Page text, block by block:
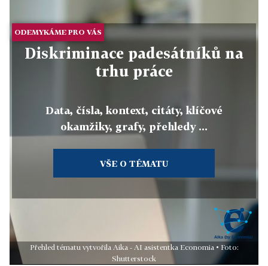
ODEMYKÁME PRO VÁS
Diskriminace padesátníků na
trhu práce
Data, čísla, kontext, citáty, klíčové
okamžiky, grafy, přehledy ...
VŠE O TÉMATU
Přehled tématu vytvořila Aika - AI asistentka Economia • Foto:
Shutterstock